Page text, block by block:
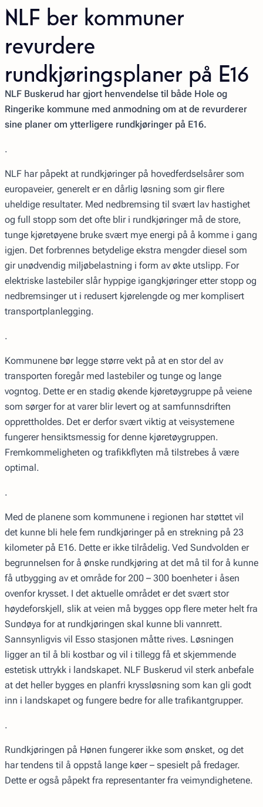
NLF ber kommuner
revurdere
rundkjøringsplaner på E16
NLF Buskerud har gjort henvendelse til både Hole og
Ringerike kommune med anmodning om at de revurderer
sine planer om ytterligere rundkjøringer på E16.
.
NLF har påpekt at rundkjøringer på hovedferdselsårer som
europaveier, generelt er en dårlig løsning som gir flere
uheldige resultater. Med nedbremsing til svært lav hastighet
og full stopp som det ofte blir i rundkjøringer må de store,
tunge kjøretøyene bruke svært mye energi på å komme i gang
igjen. Det forbrennes betydelige ekstra mengder diesel som
gir unødvendig miljøbelastning i form av økte utslipp. For
elektriske lastebiler slår hyppige igangkjøringer etter stopp og
nedbremsinger ut i redusert kjørelengde og mer komplisert
transportplanlegging.
.
Kommunene bør legge større vekt på at en stor del av
transporten foregår med lastebiler og tunge og lange
vogntog. Dette er en stadig økende kjøretøygruppe på veiene
som sørger for at varer blir levert og at samfunnsdriften
opprettholdes. Det er derfor svært viktig at veisystemene
fungerer hensiktsmessig for denne kjøretøygruppen.
Fremkommeligheten og trafikkflyten må tilstrebes å være
optimal.
.
Med de planene som kommunene i regionen har støttet vil
det kunne bli hele fem rundkjøringer på en strekning på 23
kilometer på E16. Dette er ikke tilrådelig. Ved Sundvolden er
begrunnelsen for å ønske rundkjøring at det må til for å kunne
få utbygging av et område for 200 – 300 boenheter i åsen
ovenfor krysset. I det aktuelle området er det svært stor
høydeforskjell, slik at veien må bygges opp flere meter helt fra
Sundøya for at rundkjøringen skal kunne bli vannrett.
Sannsynligvis vil Esso stasjonen måtte rives. Løsningen
ligger an til å bli kostbar og vil i tillegg få et skjemmende
estetisk uttrykk i landskapet. NLF Buskerud vil sterk anbefale
at det heller bygges en planfri kryssløsning som kan gli godt
inn i landskapet og fungere bedre for alle trafikantgrupper.
.
Rundkjøringen på Hønen fungerer ikke som ønsket, og det
har tendens til å oppstå lange køer – spesielt på fredager.
Dette er også påpekt fra representanter fra veimyndighetene.